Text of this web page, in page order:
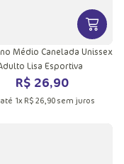
DOVER
Médio Canelada Unissex
Lisa Esportiva
R$ 26,90
1x R$ 26,90sem juros